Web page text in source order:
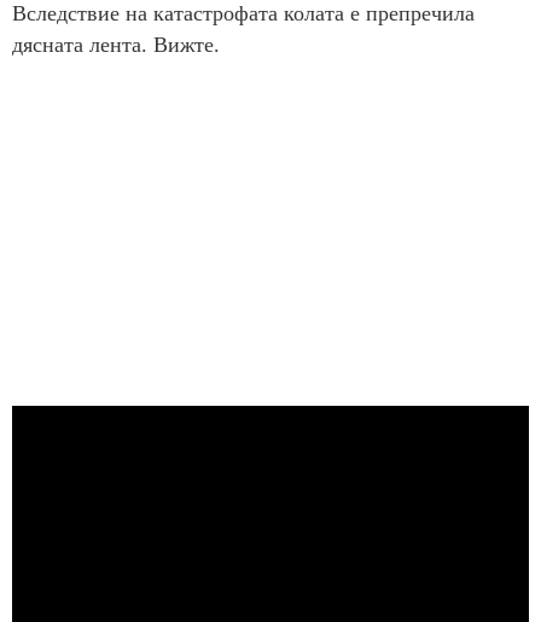
Вследствие на катастрофата колата е препречила
дясната лента. Вижте.